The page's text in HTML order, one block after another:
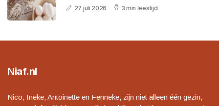
27 juli 2026 3 min leestijd
Niaf.nl
Nico, Ineke, Antoinette en Fenneke, zijn niet alleen één gezin,